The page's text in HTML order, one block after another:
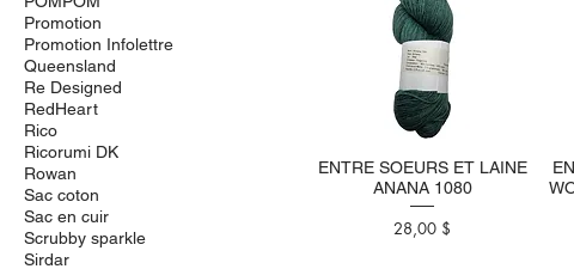
Promotion
Promotion Infolettre
Queensland
Re Designed
RedHeart
Rico
Ricorumi DK
Rowan
Sac coton
Sac en cuir
Scrubby sparkle
Sirdar
ENTRE SOEURS ET LAINE
ANANA 1080
Prix
28,00 $